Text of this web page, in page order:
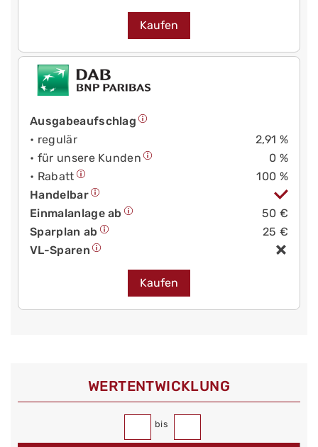
Kaufen
Ausgabeaufschlag
• regulär
2,91 %
• für unsere Kunden
0 %
• Rabatt
100 %
Handelbar
Einmalanlage ab
50 €
Sparplan ab
25 €
VL-Sparen
Kaufen
WERT­ENTWICKLUNG
bis